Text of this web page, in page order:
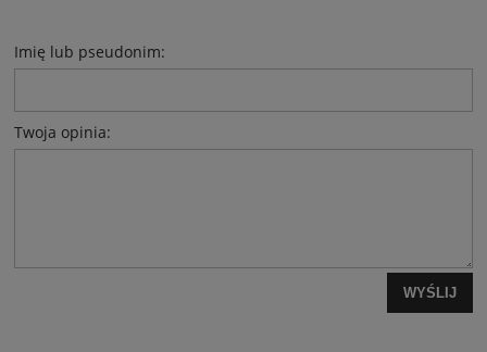
Imię lub pseudonim:
Twoja opinia:
WYŚLIJ